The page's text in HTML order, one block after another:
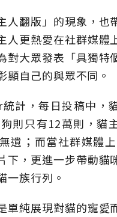
人翻版」的現象，也
人更熱愛在社群媒體
對大眾發表「具獨特
顯自己的與眾不同。
計，每日投稿中，
則只有12萬則，貓
遺；而當社群媒體
下，更進一步帶動貓
一族行列。
單純展現對貓的寵愛